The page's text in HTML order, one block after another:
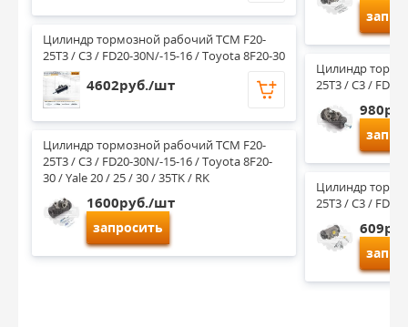
Цилиндр тормозной рабочий TCM F20-
25T3 / C3 / FD20-30N/-15-16 / Toyota 8F20-30
4602руб./шт
Цилиндр тормозной рабочий TCM F20-
25T3 / C3 / FD20-30N/-15-16 / Toyota 8F20-
30 / Yale 20 / 25 / 30 / 35TK / RK
1600руб./шт
запросить
Цилиндр
25T3 / C3 /
Цилиндр
25T3 / C3 /